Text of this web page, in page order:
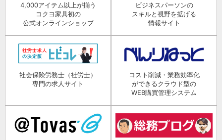
4,000アイテム以上が揃う
コクヨ家具初の
公式オンラインショップ
ビジネスパーソンの
スキルと視野を拡げる
情報サイト
社会保険労務士（社労士）
専門の求人サイト
コスト削減・業務効率化
ができるクラウド型の
WEB購買管理システム